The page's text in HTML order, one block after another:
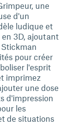
une
d'un
ludique et
3D, ajoutant
pour créer
l'esprit
imprimez
une dose
d'impression
les
de situations